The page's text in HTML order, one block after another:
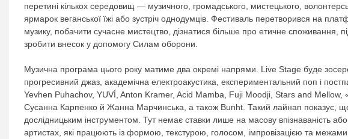
перетині кількох середовищ — музичного, громадського, мистецького,
ярмарок веганської їжі або зустріч однодумців. Фестиваль перетворився на
музику, побачити сучасне мистецтво, дізнатися більше про етичне споживання,
зробити внесок у допомогу Силам оборони.
Музична програма цього року матиме два окремі напрями. Live Stage буде
прогресивний джаз, академічна електроакустика, експериментальний поп і
Yevhen Puhachov, YUVÍ, Anton Kramer, Acid Mamba, Fuji Moodji, Stars and Mellow,
Сусанна Карпенко й Жанна Марчинська, а також Bunht. Такий лайнап показує,
дослідницьким інструментом. Тут немає ставки лише на масову впізнаваність
артистах, які працюють із формою, текстурою, голосом, імпровізацією та межами